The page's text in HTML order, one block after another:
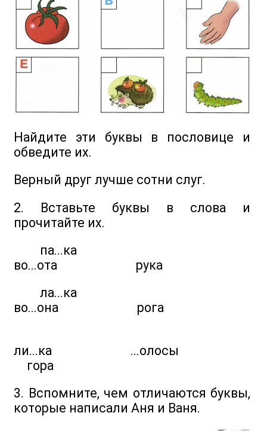
Найдите эти буквы в пословице и
обведите их.
Верный друг лучше сотни слуг.
2. Вставьте буквы в слова и
прочитайте их.
па...ка
во...ота рука
ла...ка
во...она рога
ли...ка ...олосы
гора
3. Вспомните, чем отличаются буквы,
которые написали Аня и Ваня.